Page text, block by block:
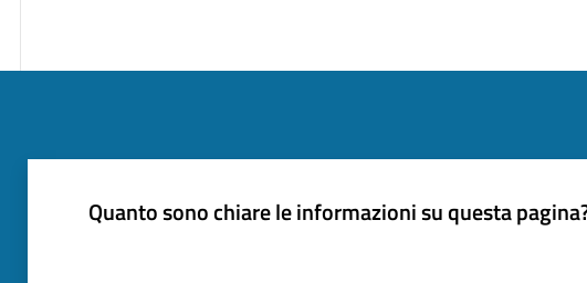
Quanto sono chiare le informazioni su questa